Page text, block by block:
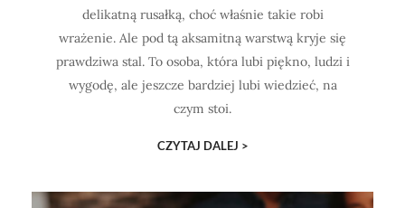
delikatną rusałką, choć właśnie takie robi
wrażenie. Ale pod tą aksamitną warstwą kryje się
prawdziwa stal. To osoba, która lubi piękno, ludzi i
wygodę, ale jeszcze bardziej lubi wiedzieć, na
czym stoi.
CZYTAJ DALEJ >